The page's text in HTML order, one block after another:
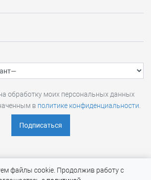
по оценке
и сроков звоните или пишите
email:info@rtmtech.ru
Заказать
файлы cookie. Продолжив работу с
обработку моих персональных данных
в политике конфиденциальности.
© 2026 |Политика обработки